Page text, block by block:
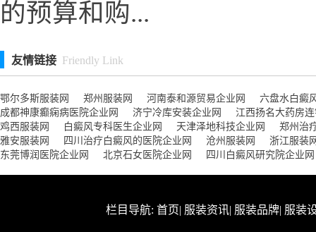
的预算和购...
友情链接 Friendly Link
鄂尔多斯服装网 郑州服装网 河南泰和源贸易企业网
六盘水白癜
成都神康癫痫病医院企业网
济宁冷库安装企业网
江西扬名大药房
鸡西服装网
白癜风专科医生企业网 天津泽地科技企业网
郑州治
雅安服装网
四川治疗白癜风的医院企业网 沧州服装网
浙江服装
东莞博润医院企业网
北京石女医院企业网 四川白癜风研究院企业网
栏目导航: 首页| 服装资讯| 服装品牌| 服装